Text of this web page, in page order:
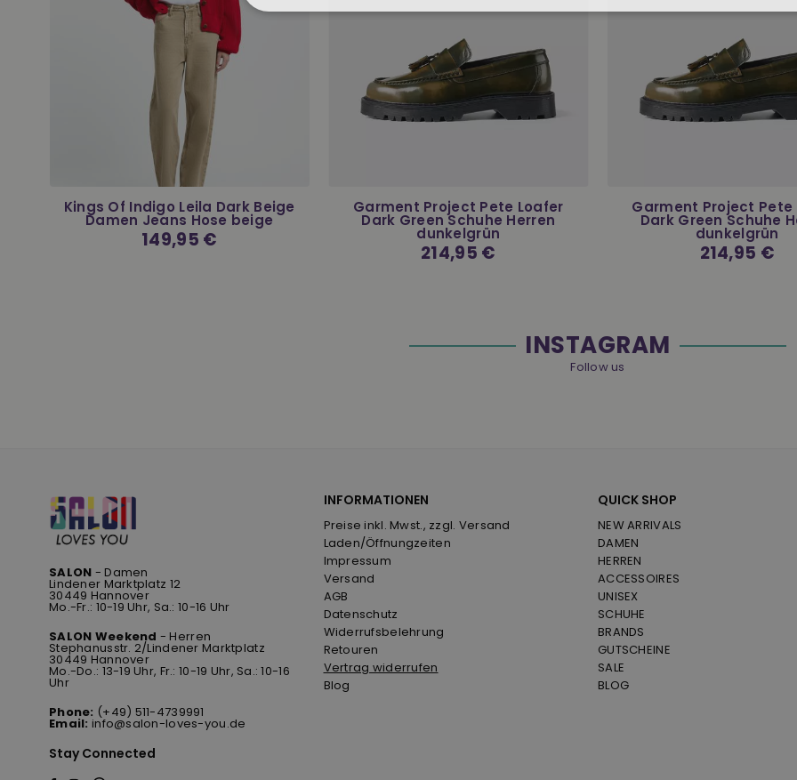
Kings Of Indigo Leila Dark Beige
Damen Jeans Hose beige
Normaler
Preis
149,95 €
Garment Project Pete Loafer
Dark Green Schuhe Herren
dunkelgrün
Normaler
Preis
214,95 €
Garment Project Pete
Dark Green Schuhe
dunkelgrün
Normaler
Preis
214,95 €
INSTAGRAM
Follow us
SALON - Damen
Lindener Marktplatz 12
30449 Hannover
Mo.-Fr.: 10-19 Uhr, Sa.: 10-16 Uhr
SALON Weekend - Herren
Stephanusstr. 2/Lindener Marktplatz
30449 Hannover
Mo.-Do.: 13-19 Uhr, Fr.: 10-19 Uhr, Sa.: 10-16
Uhr
Phone: (+49) 511-4739991
Email: info@salon-loves-you.de
Stay Connected
INFORMATIONEN
Preise inkl. Mwst., zzgl. Versand
Laden/Öffnungzeiten
Impressum
Versand
AGB
Datenschutz
Widerrufsbelehrung
Retouren
Vertrag widerrufen
Blog
QUICK SHOP
NEW ARRIVALS
DAMEN
HERREN
ACCESSOIRES
UNISEX
SCHUHE
BRANDS
GUTSCHEINE
SALE
BLOG